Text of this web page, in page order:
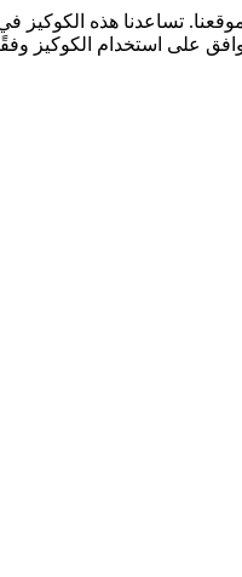
تساعدنا هذه
على استخدام الكوكيز